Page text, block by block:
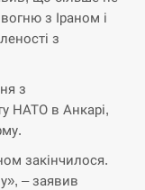
вручили новое
підрозділ КНДР –
з Іраном і
з
з
НАТО в Анкарі,
закінчилося.
– заявив